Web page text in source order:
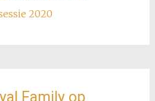
2020
Family op